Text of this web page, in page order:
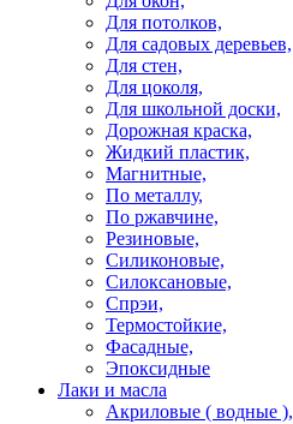
Для потолков,
Для садовых деревьев,
Для стен,
Для цоколя,
Для школьной доски,
Дорожная краска,
Жидкий пластик,
Магнитные,
По металлу,
По ржавчине,
Резиновые,
Силиконовые,
Силоксановые,
Спрэи,
Термостойкие,
Фасадные,
Эпоксидные
Лаки и масла
Акриловые ( водные ),